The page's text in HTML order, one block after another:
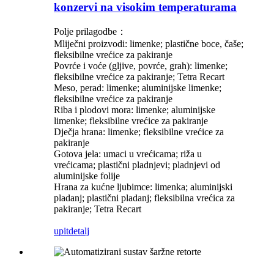
konzervi na visokim temperaturama
Polje prilagodbe：
Mliječni proizvodi: limenke; plastične boce, čaše;
fleksibilne vrećice za pakiranje
Povrće i voće (gljive, povrće, grah): limenke;
fleksibilne vrećice za pakiranje; Tetra Recart
Meso, perad: limenke; aluminijske limenke;
fleksibilne vrećice za pakiranje
Riba i plodovi mora: limenke; aluminijske
limenke; fleksibilne vrećice za pakiranje
Dječja hrana: limenke; fleksibilne vrećice za
pakiranje
Gotova jela: umaci u vrećicama; riža u
vrećicama; plastični pladnjevi; pladnjevi od
aluminijske folije
Hrana za kućne ljubimce: limenka; aluminijski
pladanj; plastični pladanj; fleksibilna vrećica za
pakiranje; Tetra Recart
upitdetalj